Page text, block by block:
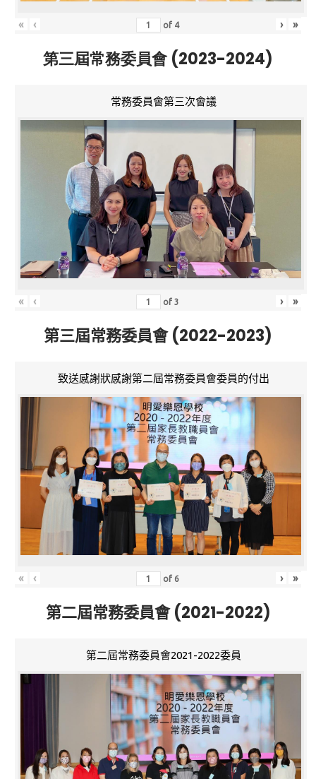
« ‹ of 4 › »
第三屆常務委員會 (2023-2024)
常務委員會第三次會議
« ‹ of3 › »
第三屆常務委員會 (2022-2023)
致送感謝狀感謝第二屆常務委員會委員的付出
« ‹ of 6 › »
第二屆常務委員會 (2021-2022)
第二屆常務委員會2021-2022委員